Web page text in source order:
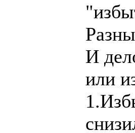
И
или